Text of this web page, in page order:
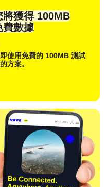
將獲得 100MB
費數據
使用免費的 100MB 測試
方案。